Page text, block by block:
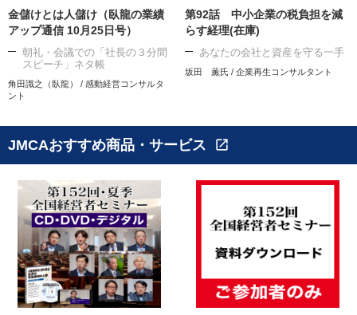
金儲けとは人儲け（臥龍の業績
アップ通信 10月25日号）
朝礼・会議での「社長の３分間
スピーチ」ネタ帳
角田識之（臥龍） / 感動経営コンサルタ
ント
第92話 中小企業の税負担を減
らす経理(在庫)
あなたの会社と資産を守る一手
坂田 薫氏 / 企業再生コンサルタント
JMCAおすすめ商品・サービス open_in_new